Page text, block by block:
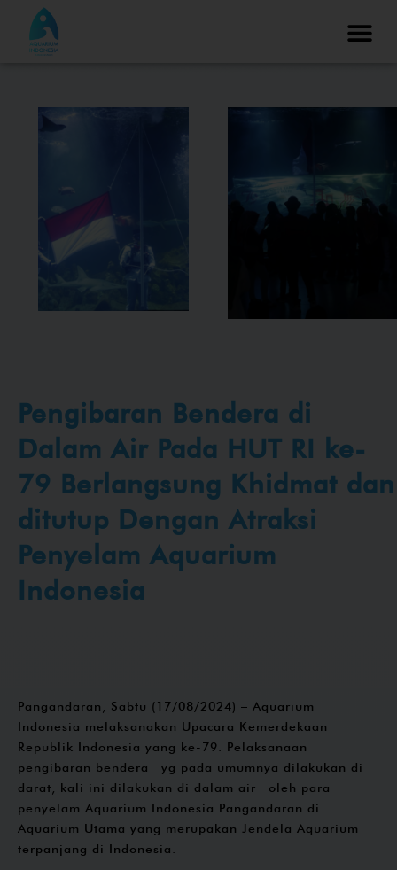
Pengibaran Bendera di
Dalam Air Pada HUT RI ke-
79 Berlangsung Khidmat dan
ditutup Dengan Atraksi
Penyelam Aquarium
Indonesia
Pangandaran, Sabtu (17/08/2024) – Aquarium
Indonesia melaksanakan Upacara Kemerdekaan
Republik Indonesia yang ke-79. Pelaksanaan
pengibaran bendera yg pada umumnya dilakukan di
darat, kali ini dilakukan di dalam air oleh para
penyelam Aquarium Indonesia Pangandaran di
Aquarium Utama yang merupakan Jendela Aquarium
terpanjang di Indonesia.